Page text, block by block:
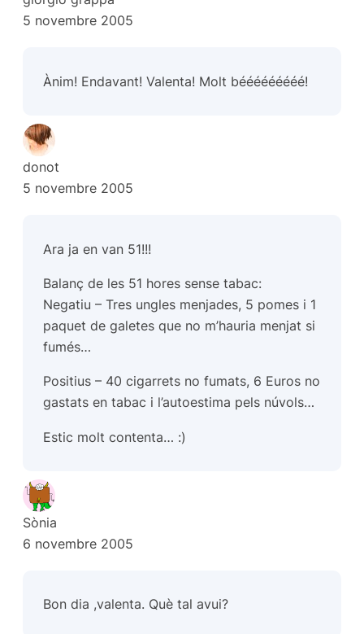
5 novembre 2005
Ànim! Endavant! Valenta! Molt bééééééééé!
donot
5 novembre 2005
Ara ja en van 51!!!
Balanç de les 51 hores sense tabac:
Negatiu – Tres ungles menjades, 5 pomes i 1
paquet de galetes que no m’hauria menjat si
fumés…
Positius – 40 cigarrets no fumats, 6 Euros no
gastats en tabac i l’autoestima pels núvols…
Estic molt contenta… :)
Sònia
6 novembre 2005
Bon dia ,valenta. Què tal avui?